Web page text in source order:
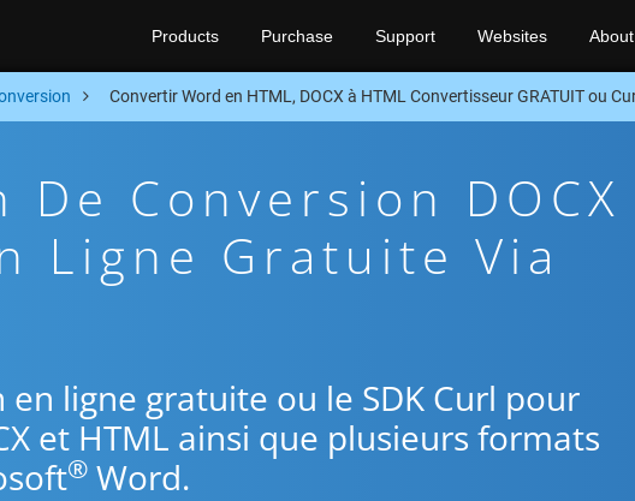
Products Purchase Support Websites About
Convertir Word en HTML, DOCX à HTML Convertisseur GRATUIT ou
Conversion DOCX
Ligne Gratuite Via
en ligne gratuite ou le SDK Curl pour
et HTML ainsi que plusieurs formats
® Word.